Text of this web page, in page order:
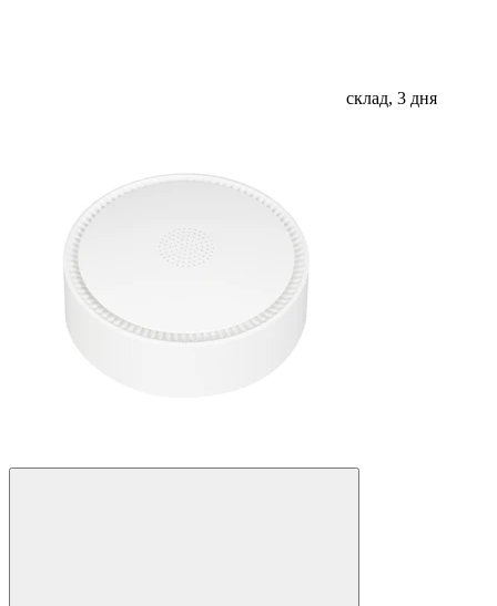
склад, 3 дня